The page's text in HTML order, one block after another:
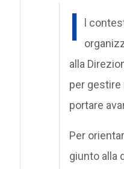
I l
alla
per
portare
Per
giunto alla